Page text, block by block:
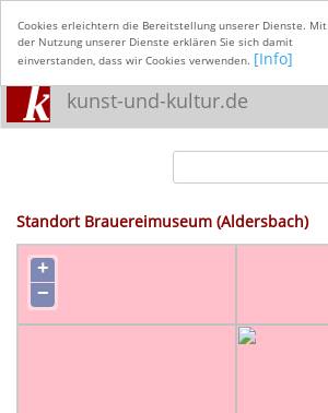
Cookies erleichtern die Bereitstellung unserer Dienste. Mit
der Nutzung unserer Dienste erklären Sie sich damit
einverstanden, dass wir Cookies verwenden. [Info]
kunst-und-kultur.de
Standort Brauereimuseum (Aldersbach)
+
−